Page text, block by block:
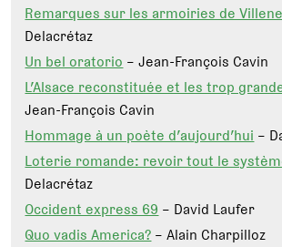
Remarques sur les armoiries de
Delacrétaz
Un bel oratorio – Jean-François Cavin
L’Alsace reconstituée et les trop
Jean-François Cavin
Hommage à un poète d’aujourd’hui –
Loterie romande: revoir tout le
Delacrétaz
Occident express 69 – David Laufer
Quo vadis America? – Alain Charpilloz